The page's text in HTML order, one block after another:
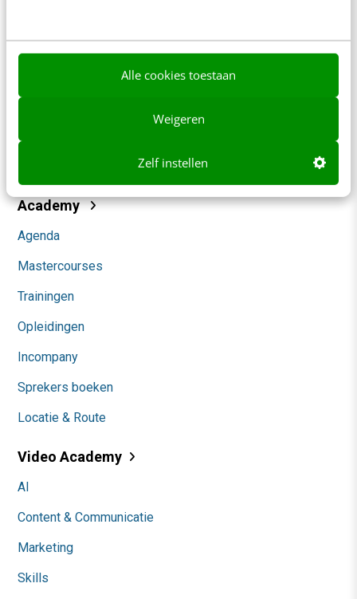
Alle cookies toestaan
Weigeren
Zelf instellen
Klantcontact & CX
Social
Themanieuwsbrieven
Academy
Agenda
Mastercourses
Trainingen
Opleidingen
Incompany
Sprekers boeken
Locatie & Route
Video Academy
AI
Content & Communicatie
Marketing
Skills